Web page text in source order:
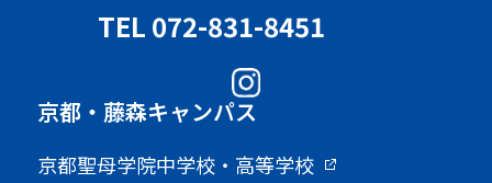
TEL 072-831-8451
京都・藤森キャンパス
京都聖母学院中学校・高等学校